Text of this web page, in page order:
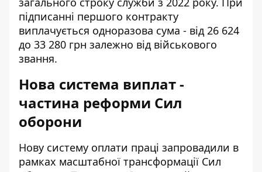
підписанні першого контракту
виплачується одноразова сума - від 26 624
до 33 280 грн залежно від військового
звання.
Нова система виплат -
частина реформи Сил
оборони
Нову систему оплати праці запровадили в
рамках масштабної трансформації Сил